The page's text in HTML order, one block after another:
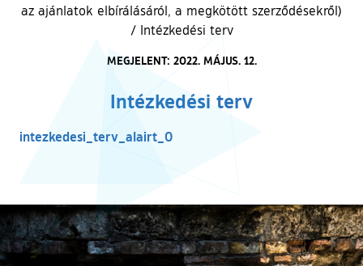
az ajánlatok elbírálásáról, a megkötött szerződésekről)
/ Intézkedési terv
MEGJELENT: 2022. MÁJUS. 12.
Intézkedési terv
intezkedesi_terv_alairt_0